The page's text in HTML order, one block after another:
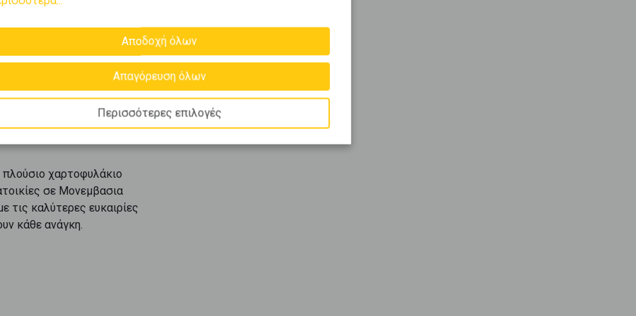
χαρτοφυλάκιο
σε Μονεμβασια
τις καλύτερες ευκαιρίες
κάθε ανάγκη.
Αποδοχή όλων
Απαγόρευση όλων
Περισσότερες επιλογές